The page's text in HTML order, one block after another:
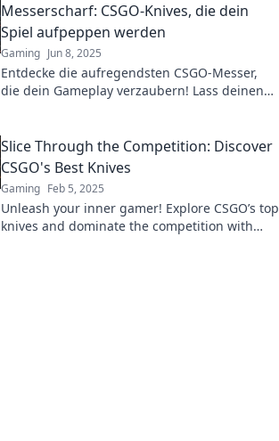
Messerscharf: CSGO-Knives, die dein
Spiel aufpeppen werden
Gaming Jun 8, 2025
Entdecke die aufregendsten CSGO-Messer,
die dein Gameplay verzaubern! Lass deinen
Slice Through the Competition: Discover
CSGO's Best Knives
Gaming Feb 5, 2025
Unleash your inner gamer! Explore CSGO’s top
knives and dominate the competition with